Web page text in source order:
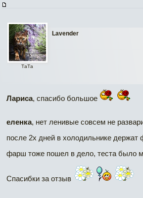
Lavender
ТаТa
Лариса, спасибо большое
еленка, нет ленивые совсем не
после 2х дней в холодильнике держат
фарш тоже пошел в дело, теста было
Спасибки за отзыв